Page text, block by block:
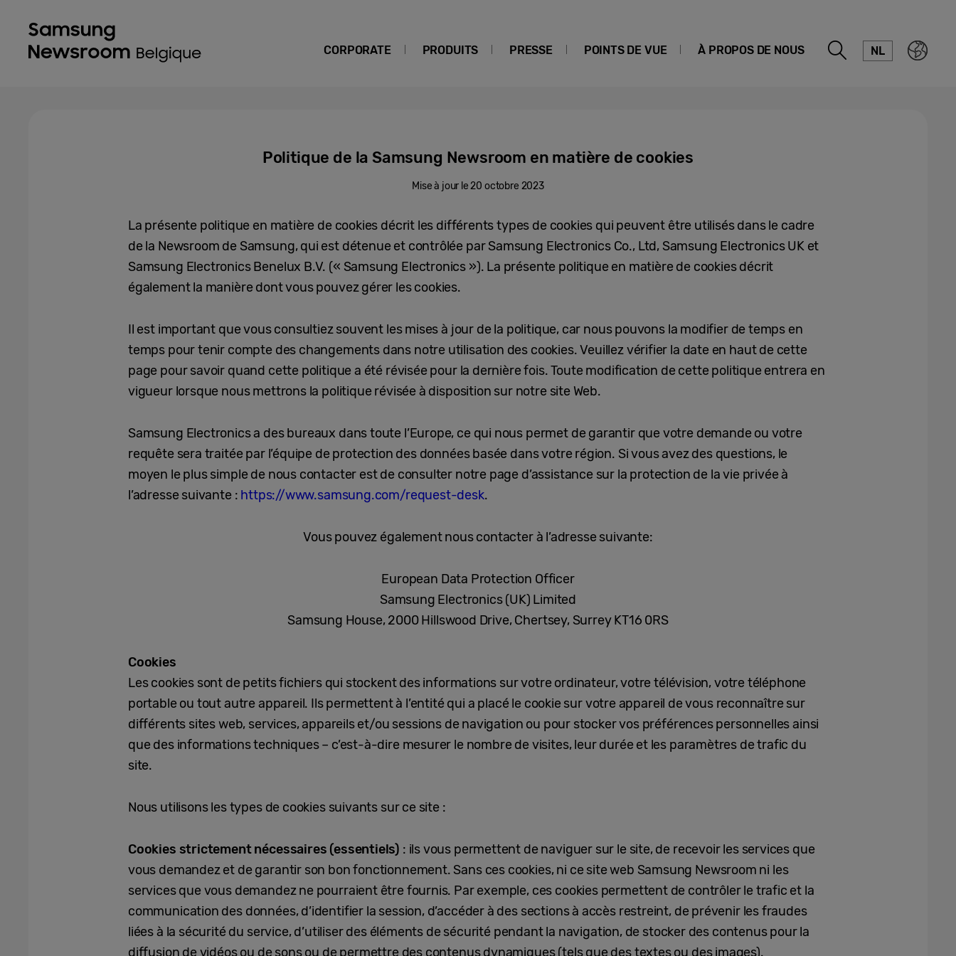
CORPORATE PRODUITS PRESSE POINTS DE VUE À PROPOS DE NOUS NL
Politique de la Samsung Newsroom en matière de cookies
Mise à jour le 20 octobre 2023
La présente politique en matière de cookies décrit les différents types de cookies qui peuvent être utilisés dans le cadre
de la Newsroom de Samsung, qui est détenue et contrôlée par Samsung Electronics Co., Ltd, Samsung Electronics UK et
Samsung Electronics Benelux B.V. (« Samsung Electronics »). La présente politique en matière de cookies décrit
également la manière dont vous pouvez gérer les cookies.
Il est important que vous consultiez souvent les mises à jour de la politique, car nous pouvons la modifier de temps en
temps pour tenir compte des changements dans notre utilisation des cookies. Veuillez vérifier la date en haut de cette
page pour savoir quand cette politique a été révisée pour la dernière fois. Toute modification de cette politique entrera en
vigueur lorsque nous mettrons la politique révisée à disposition sur notre site Web.
Samsung Electronics a des bureaux dans toute l’Europe, ce qui nous permet de garantir que votre demande ou votre
requête sera traitée par l’équipe de protection des données basée dans votre région. Si vous avez des questions, le
moyen le plus simple de nous contacter est de consulter notre page d’assistance sur la protection de la vie privée à
l’adresse suivante : https://www.samsung.com/request-desk.
Vous pouvez également nous contacter à l’adresse suivante:
European Data Protection Officer
Samsung Electronics (UK) Limited
Samsung House, 2000 Hillswood Drive, Chertsey, Surrey KT16 0RS
Cookies
Les cookies sont de petits fichiers qui stockent des informations sur votre ordinateur, votre télévision, votre téléphone
portable ou tout autre appareil. Ils permettent à l’entité qui a placé le cookie sur votre appareil de vous reconnaître sur
différents sites web, services, appareils et/ou sessions de navigation ou pour stocker vos préférences personnelles ainsi
que des informations techniques – c’est-à-dire mesurer le nombre de visites, leur durée et les paramètres de trafic du
site.
Nous utilisons les types de cookies suivants sur ce site :
Cookies strictement nécessaires (essentiels) : ils vous permettent de naviguer sur le site, de recevoir les services que
vous demandez et de garantir son bon fonctionnement. Sans ces cookies, ni ce site web Samsung Newsroom ni les
services que vous demandez ne pourraient être fournis. Par exemple, ces cookies permettent de contrôler le trafic et la
communication des données, d’identifier la session, d’accéder à des sections à accès restreint, de prévenir les fraudes
liées à la sécurité du service, d’utiliser des éléments de sécurité pendant la navigation, de stocker des contenus pour la
diffusion de vidéos ou de sons ou de permettre des contenus dynamiques (tels que des textes ou des images).